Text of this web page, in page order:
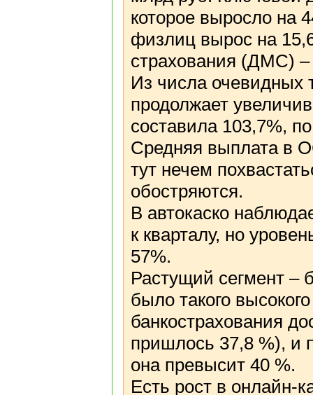
которое выросло на
физлиц вырос на
страхования (ДМС) –
Из числа очевидных
продолжает
составила 103,7%,
Средняя выплата в
тут нечем
обостряются.
В автокаско
к кварталу, но
57%.
Растущий сегмент –
было такого
банкострахования
пришлось 37,8 %), и
она превысит 40 %.
Есть рост в онлайн-